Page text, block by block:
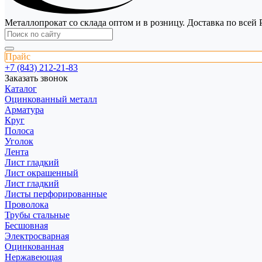
Металлопрокат со склада оптом и в розницу. Доставка по всей
Прайс
+7 (843) 212-21-83
Заказать звонок
Каталог
Оцинкованный металл
Арматура
Круг
Полоса
Уголок
Лента
Лист гладкий
Лист окрашенный
Лист гладкий
Листы перфорированные
Проволока
Трубы стальные
Бесшовная
Электросварная
Оцинкованная
Нержавеющая